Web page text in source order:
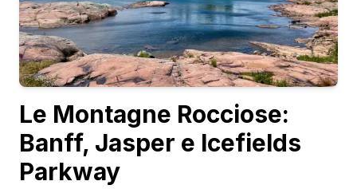
Le Montagne Rocciose:
Banff, Jasper e Icefields
Parkway